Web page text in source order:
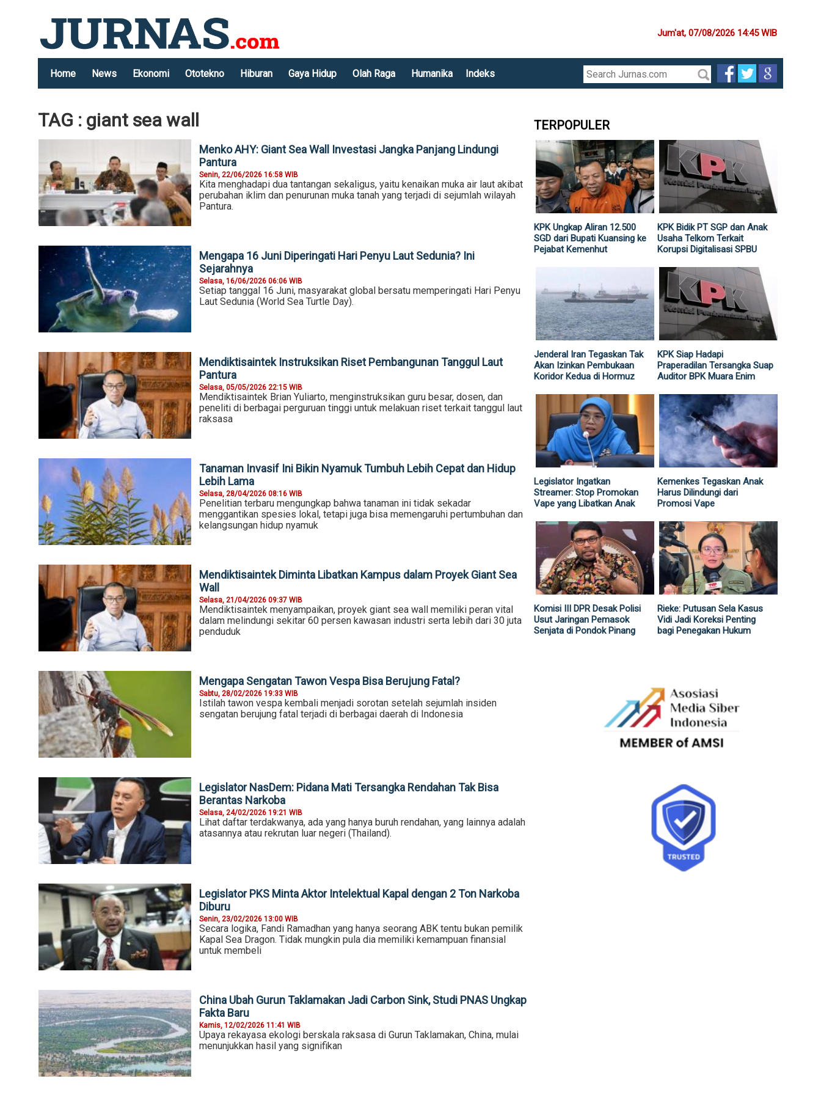
Jum'at, 07/08/2026 14:45 WIB
Home News Ekonomi Ototekno Hiburan Gaya Hidup Olah Raga Humanika Indeks
TAG : giant sea wall
Menko AHY: Giant Sea Wall Investasi Jangka Panjang Lindungi
Pantura
Senin, 22/06/2026 16:58 WIB
Kita menghadapi dua tantangan sekaligus, yaitu kenaikan muka air laut akibat
perubahan iklim dan penurunan muka tanah yang terjadi di sejumlah wilayah
Pantura.
Mengapa 16 Juni Diperingati Hari Penyu Laut Sedunia? Ini
Sejarahnya
Selasa, 16/06/2026 06:06 WIB
Setiap tanggal 16 Juni, masyarakat global bersatu memperingati Hari Penyu
Laut Sedunia (World Sea Turtle Day).
Mendiktisaintek Instruksikan Riset Pembangunan Tanggul Laut
Pantura
Selasa, 05/05/2026 22:15 WIB
Mendiktisaintek Brian Yuliarto, menginstruksikan guru besar, dosen, dan
peneliti di berbagai perguruan tinggi untuk melakuan riset terkait tanggul laut
raksasa
Tanaman Invasif Ini Bikin Nyamuk Tumbuh Lebih Cepat dan Hidup
Lebih Lama
Selasa, 28/04/2026 08:16 WIB
Penelitian terbaru mengungkap bahwa tanaman ini tidak sekadar
menggantikan spesies lokal, tetapi juga bisa memengaruhi pertumbuhan dan
kelangsungan hidup nyamuk
Mendiktisaintek Diminta Libatkan Kampus dalam Proyek Giant Sea
Wall
Selasa, 21/04/2026 09:37 WIB
Mendiktisaintek menyampaikan, proyek giant sea wall memiliki peran vital
dalam melindungi sekitar 60 persen kawasan industri serta lebih dari 30 juta
penduduk
Mengapa Sengatan Tawon Vespa Bisa Berujung Fatal?
Sabtu, 28/02/2026 19:33 WIB
Istilah tawon vespa kembali menjadi sorotan setelah sejumlah insiden
sengatan berujung fatal terjadi di berbagai daerah di Indonesia
Legislator NasDem: Pidana Mati Tersangka Rendahan Tak Bisa
Berantas Narkoba
Selasa, 24/02/2026 19:21 WIB
Lihat daftar terdakwanya, ada yang hanya buruh rendahan, yang lainnya adalah
atasannya atau rekrutan luar negeri (Thailand).
Legislator PKS Minta Aktor Intelektual Kapal dengan 2 Ton Narkoba
Diburu
Senin, 23/02/2026 13:00 WIB
Secara logika, Fandi Ramadhan yang hanya seorang ABK tentu bukan pemilik
Kapal Sea Dragon. Tidak mungkin pula dia memiliki kemampuan finansial
untuk membeli
China Ubah Gurun Taklamakan Jadi Carbon Sink, Studi PNAS Ungkap
Fakta Baru
Kamis, 12/02/2026 11:41 WIB
Upaya rekayasa ekologi berskala raksasa di Gurun Taklamakan, China, mulai
menunjukkan hasil yang signifikan
TERPOPULER
KPK Ungkap Aliran 12.500
SGD dari Bupati Kuansing ke
Pejabat Kemenhut
KPK Bidik PT SGP dan Anak
Usaha Telkom Terkait
Korupsi Digitalisasi SPBU
Jenderal Iran Tegaskan Tak
Akan Izinkan Pembukaan
Koridor Kedua di Hormuz
KPK Siap Hadapi
Praperadilan Tersangka Suap
Auditor BPK Muara Enim
Legislator Ingatkan
Streamer: Stop Promokan
Vape yang Libatkan Anak
Kemenkes Tegaskan Anak
Harus Dilindungi dari
Promosi Vape
Komisi III DPR Desak Polisi
Usut Jaringan Pemasok
Senjata di Pondok Pinang
Rieke: Putusan Sela Kasus
Vidi Jadi Koreksi Penting
bagi Penegakan Hukum